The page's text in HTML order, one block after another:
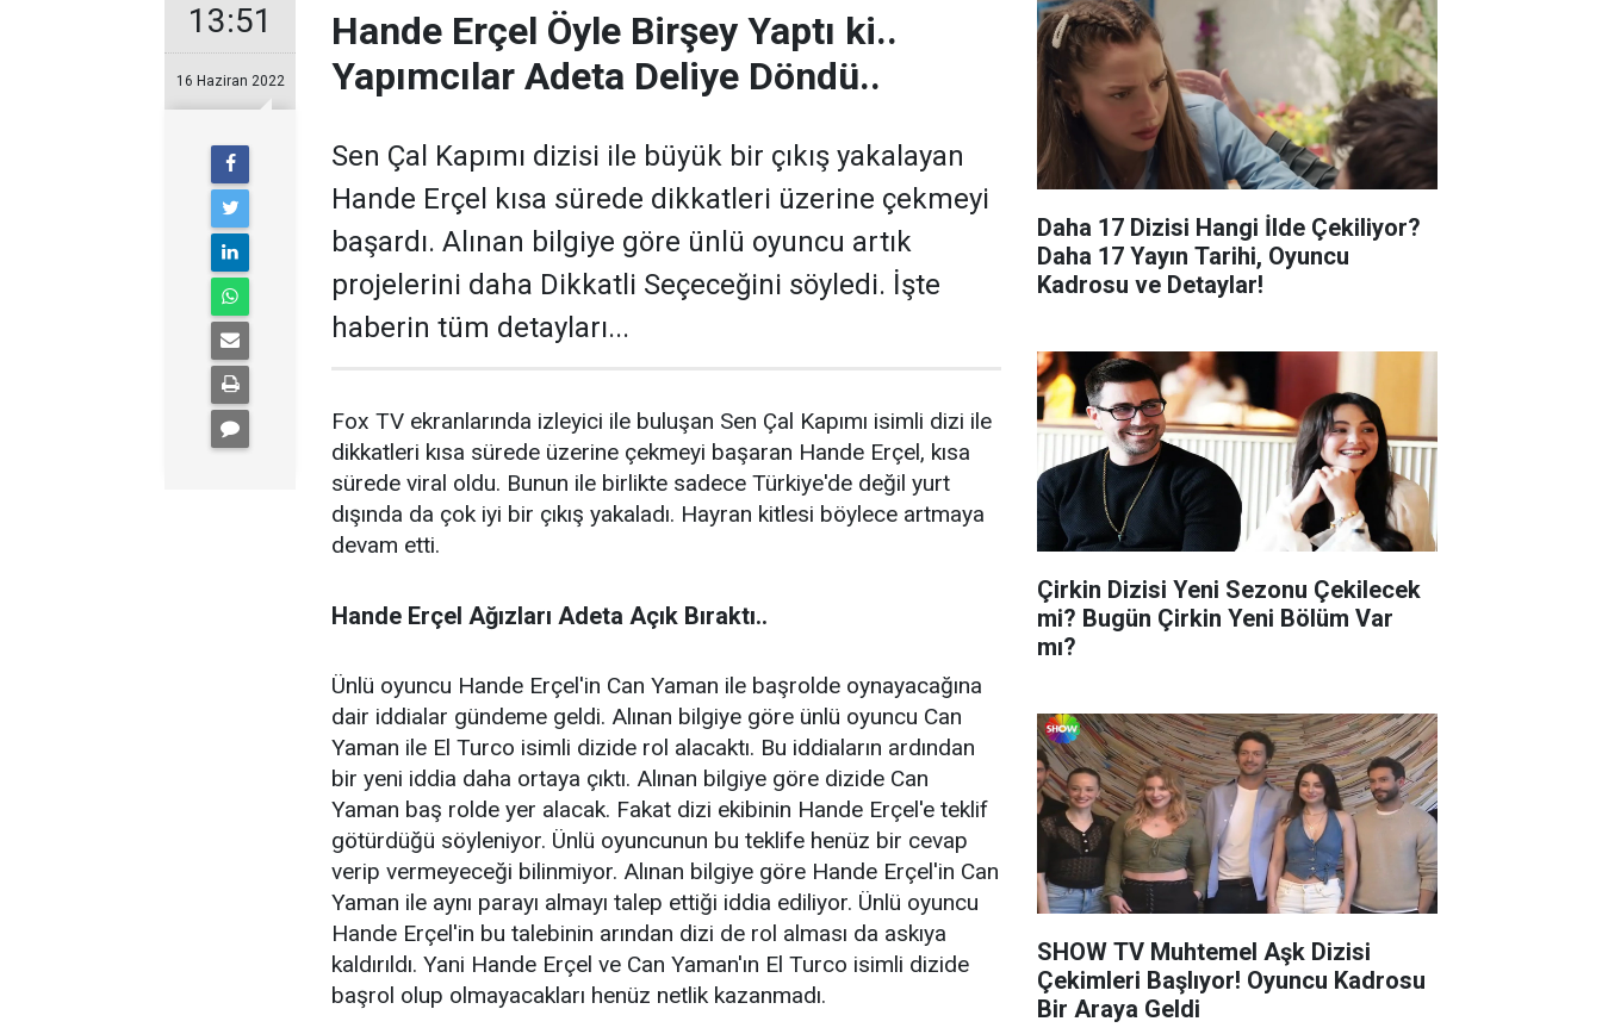
13:51
16 Haziran 2022
Hande Erçel Öyle Birşey Yaptı ki..
Yapımcılar Adeta Deliye Döndü..
Sen Çal Kapımı dizisi ile büyük bir çıkış yakalayan
Hande Erçel kısa sürede dikkatleri üzerine çekmeyi
başardı. Alınan bilgiye göre ünlü oyuncu artık
projelerini daha Dikkatli Seçeceğini söyledi. İşte
haberin tüm detayları...
Fox TV ekranlarında izleyici ile buluşan Sen Çal Kapımı isimli dizi ile
dikkatleri kısa sürede üzerine çekmeyi başaran Hande Erçel, kısa
sürede viral oldu. Bunun ile birlikte sadece Türkiye'de değil yurt
dışında da çok iyi bir çıkış yakaladı. Hayran kitlesi böylece artmaya
devam etti.
Hande Erçel Ağızları Adeta Açık Bıraktı..
Ünlü oyuncu Hande Erçel'in Can Yaman ile başrolde oynayacağına
dair iddialar gündeme geldi. Alınan bilgiye göre ünlü oyuncu Can
Yaman ile El Turco isimli dizide rol alacaktı. Bu iddiaların ardından
bir yeni iddia daha ortaya çıktı. Alınan bilgiye göre dizide Can
Yaman baş rolde yer alacak. Fakat dizi ekibinin Hande Erçel'e teklif
götürdüğü söyleniyor. Ünlü oyuncunun bu teklife henüz bir cevap
verip vermeyeceği bilinmiyor. Alınan bilgiye göre Hande Erçel'in Can
Yaman ile aynı parayı almayı talep ettiği iddia ediliyor. Ünlü oyuncu
Hande Erçel'in bu talebinin arından dizi de rol alması da askıya
kaldırıldı. Yani Hande Erçel ve Can Yaman'ın El Turco isimli dizide
başrol olup olmayacakları henüz netlik kazanmadı.
Daha 17 Dizisi Hangi İlde Çekiliyor?
Daha 17 Yayın Tarihi, Oyuncu
Kadrosu ve Detaylar!
Çirkin Dizisi Yeni Sezonu Çekilecek
mi? Bugün Çirkin Yeni Bölüm Var
mı?
SHOW TV Muhtemel Aşk Dizisi
Çekimleri Başlıyor! Oyuncu Kadrosu
Bir Araya Geldi